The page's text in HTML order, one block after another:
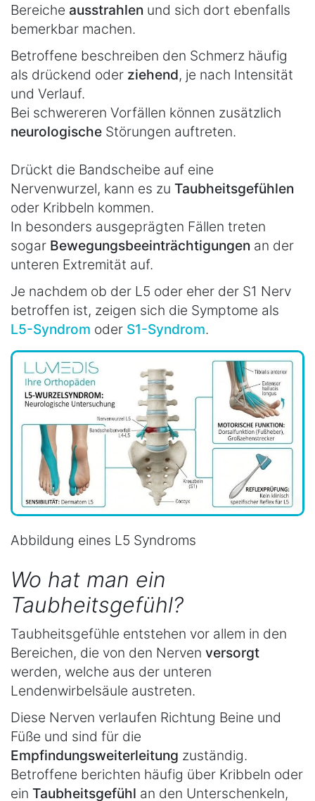
Bereiche ausstrahlen und sich dort ebenfalls
bemerkbar machen.
Betroffene beschreiben den Schmerz häufig
als drückend oder ziehend, je nach Intensität
und Verlauf.
Bei schwereren Vorfällen können zusätzlich
neurologische Störungen auftreten.
Drückt die Bandscheibe auf eine
Nervenwurzel, kann es zu Taubheitsgefühlen
oder Kribbeln kommen.
In besonders ausgeprägten Fällen treten
sogar Bewegungsbeeinträchtigungen an der
unteren Extremität auf.
Je nachdem ob der L5 oder eher der S1 Nerv
betroffen ist, zeigen sich die Symptome als
L5-Syndrom oder S1-Syndrom.
Abbildung eines L5 Syndroms
Wo hat man ein
Taubheitsgefühl?
Taubheitsgefühle entstehen vor allem in den
Bereichen, die von den Nerven versorgt
werden, welche aus der unteren
Lendenwirbelsäule austreten.
Diese Nerven verlaufen Richtung Beine und
Füße und sind für die
Empfindungsweiterleitung zuständig.
Betroffene berichten häufig über Kribbeln oder
ein Taubheitsgefühl an den Unterschenkeln,